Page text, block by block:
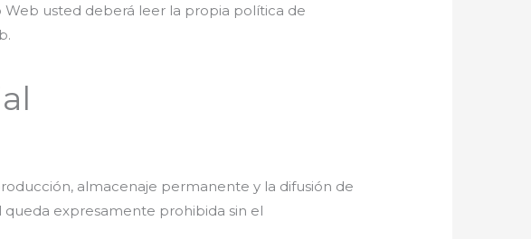
usted deberá leer la propia política de
almacenaje permanente y la difusión de
expresamente prohibida sin el